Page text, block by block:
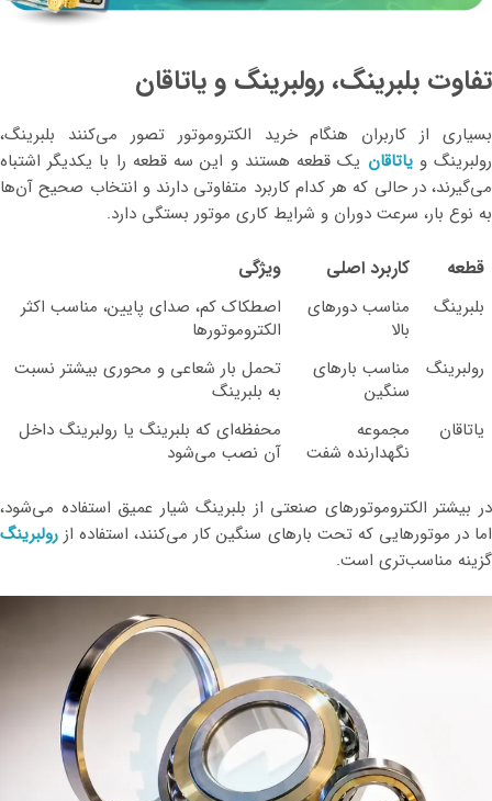
تفاوت بلبرینگ، رولبرینگ و یاتاقان
بسیاری از کاربران هنگام خرید الکتروموتور تصور می‌کنند بلبرینگ،
رولبرینگ ویاتاقان یک قطعه هستند و این سه قطعه را با یکدیگر اشتباه
می‌گیرند، در حالی که هر کدام کاربرد متفاوتی دارند و انتخاب صحیح آن‌ها
به نوع بار، سرعت دوران و شرایط کاری موتور بستگی دارد.
قطعه کاربرد اصلی ویژگی
بلبرینگ
مناسب دورهای
بالا
اصطکاک کم، صدای پایین، مناسب اکثر
الکتروموتورها
رولبرینگ
مناسب بارهای
سنگین
تحمل بار شعاعی و محوری بیشتر نسبت
به بلبرینگ
یاتاقان
مجموعه
نگهدارنده شفت
محفظه‌ای که بلبرینگ یا رولبرینگ داخل
آن نصب می‌شود
در بیشتر الکتروموتورهای صنعتی از بلبرینگ شیار عمیق استفاده می‌شود،
اما در موتورهایی که تحت بارهای سنگین کار می‌کنند، استفاده از رولبرینگ
گزینه مناسب‌تری است.